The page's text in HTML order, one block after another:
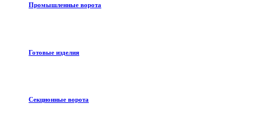
Промышленные ворота
Готовые изделия
Секционные ворота